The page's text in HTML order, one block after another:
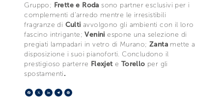
Gruppo; Frette e Roda sono partner esclusivi per i
complementi d’arredo mentre le irresistibili
fragranze di Culti avvolgono gli ambienti con il loro
fascino intrigante;Venini espone una selezione di
pregiati lampadari in vetro di Murano; Zantamette a
disposizione i suoi pianoforti. Concludono il
prestigioso parterre Flexjet e Torello per gli
spostamenti.
Facebook
X LinkedIn
Telegram